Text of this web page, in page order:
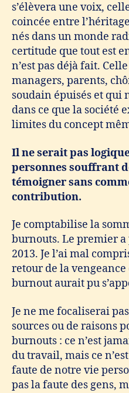
s’élèvera une voix,
coincée entre
nés dans un monde
certitude que tout est
n’est pas déjà fait.
managers, parents,
soudain épuisés et qui
dans ce que la société
limites du concept
Il ne serait pas
personnes souffrant
témoigner sans
contribution.
Je comptabilise la
burnouts. Le premier
2013. Je l’ai mal
retour de la
burnout aurait pu
Je ne me focaliserai
sources ou de raisons
burnouts : ce n’est
du travail, mais ce
faute de notre vie
pas la faute des gens,